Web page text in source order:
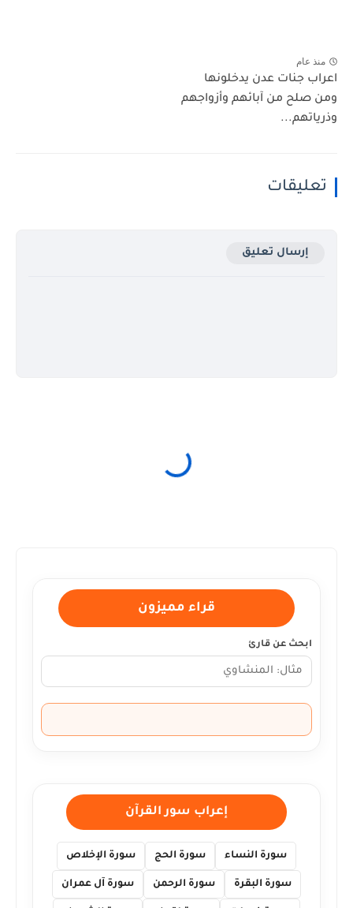
منذ عام
اعراب جنات عدن يدخلونها
ومن صلح من آبائهم وأزواجهم
وذرياتهم...
تعليقات
إرسال تعليق
قراء مميزون
ابحث عن قارئ
إعراب سور القرآن
سورة النساء سورة الحج سورة الإخلاص
سورة البقرة سورة الرحمن سورة آل عمران